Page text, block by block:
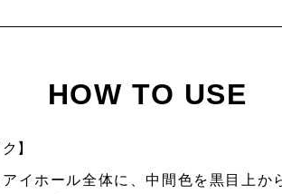
HOW TO USE
】
アイホール全体に、中間色を黒目上か